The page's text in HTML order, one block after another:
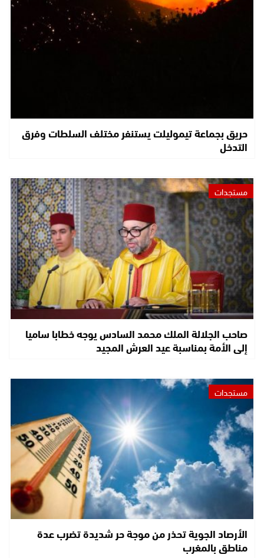
حريق بجماعة تيموليلت يستنفر مختلف السلطات وفرق
التدخل
مستجدات
صاحب الجلالة الملك محمد السادس يوجه خطابا ساميا
إلى الأمة بمناسبة عيد العرش المجيد
مستجدات
الأرصاد الجوية تحذر من موجة حر شديدة تضرب عدة
مناطق بالمغرب